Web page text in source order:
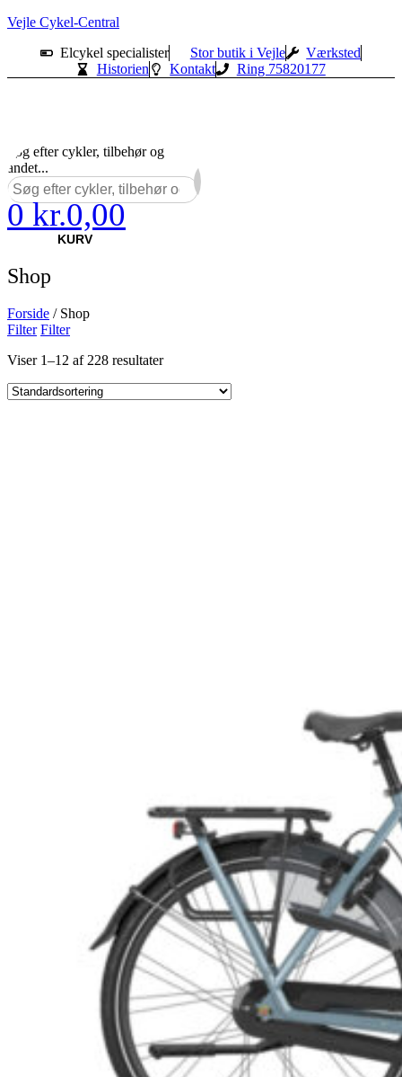
Vejle Cykel-Central
Elcykel specialister
Stor butik i Vejle
Værksted
Historien
Kontakt Ring 75820177
Søg efter cykler, tilbehør og
andet...
×
0 kr.0,00
KURV
Shop
Forside / Shop
Filter Filter
Viser 1–12 af 228 resultater